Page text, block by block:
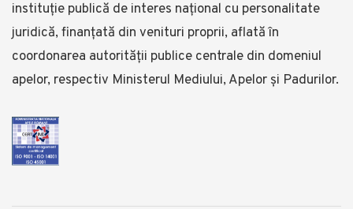
instituție publică de interes național cu personalitate
juridică, finanţată din venituri proprii, aflată în
coordonarea autorității publice centrale din domeniul
apelor, respectiv Ministerul Mediului, Apelor și Padurilor.